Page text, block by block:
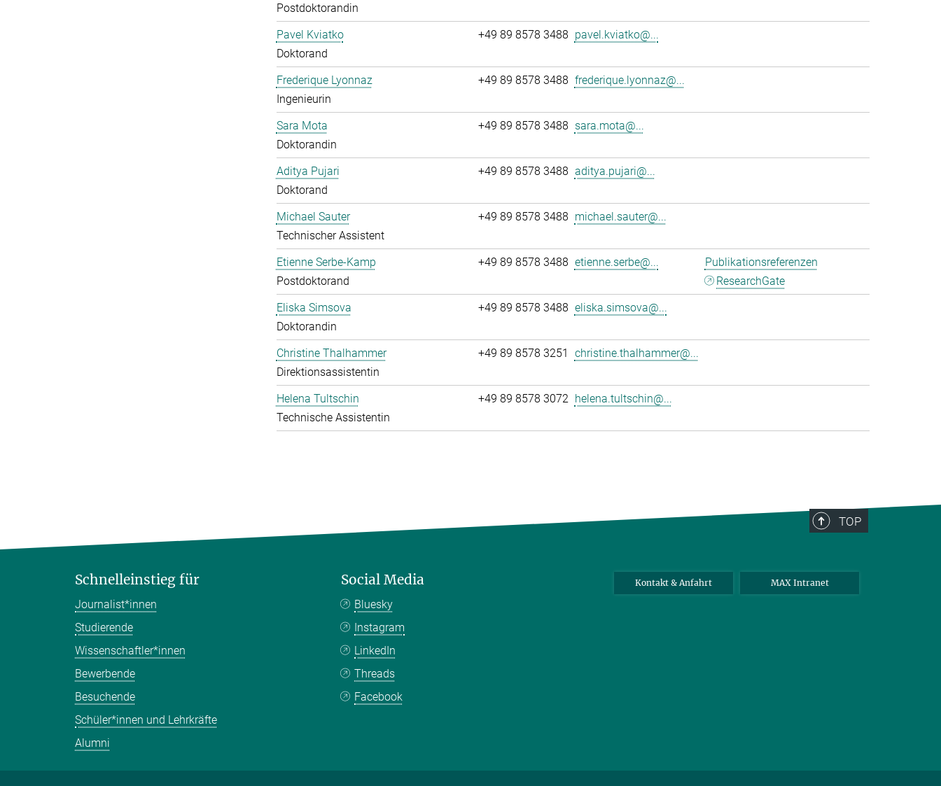
Postdoktorandin
Pavel Kviatko
Doktorand
+49 89 8578 3488 pavel.kviatko@...
Frederique Lyonnaz
Ingenieurin
+49 89 8578 3488 frederique.lyonnaz@...
Sara Mota
Doktorandin
+49 89 8578 3488 sara.mota@...
Aditya Pujari
Doktorand
+49 89 8578 3488 aditya.pujari@...
Michael Sauter
Technischer Assistent
+49 89 8578 3488 michael.sauter@...
Etienne Serbe-Kamp
Postdoktorand
+49 89 8578 3488 etienne.serbe@...
Publikationsreferenzen
ResearchGate
Eliska Simsova
Doktorandin
+49 89 8578 3488 eliska.simsova@...
Christine Thalhammer
Direktionsassistentin
+49 89 8578 3251 christine.thalhammer@...
Helena Tultschin
Technische Assistentin
+49 89 8578 3072 helena.tultschin@...
TOP
Schnelleinstieg für
Journalist*innen
Studierende
Wissenschaftler*innen
Bewerbende
Besuchende
Schüler*innen und Lehrkräfte
Alumni
Social Media
Bluesky
Instagram
LinkedIn
Threads
Facebook
Kontakt & Anfahrt MAX Intranet